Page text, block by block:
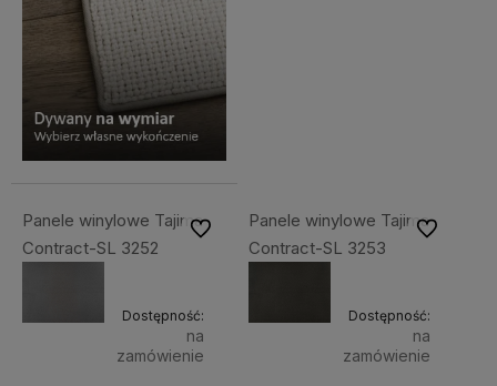
Panele winylowe Tajima
Contract-SL 3252
Dostępność:
na
zamówienie
Do ulubionychPanele winylowe Tajima
Contract-SL 3253
Dostępność:
na
zamówienie
Do